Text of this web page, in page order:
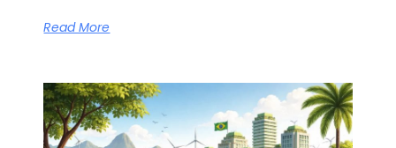
Read More